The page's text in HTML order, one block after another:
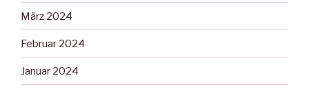
März 2024
Februar 2024
Januar 2024